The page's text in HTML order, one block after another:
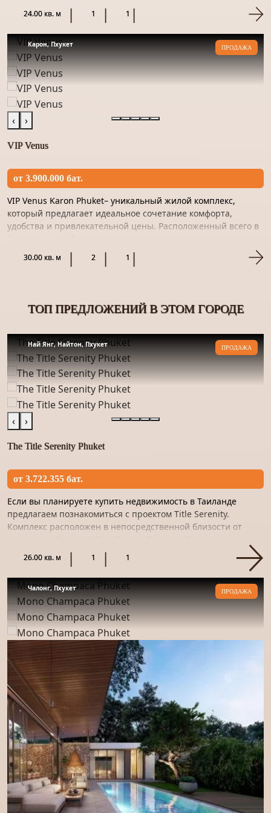
предлагает прекр...
24.00 кв. м 1 1
Карон, Пхукет ПРОДАЖА
‹ ›
VIP Venus
от 3.900.000 бат.
VIP Venus Karon Phuket– уникальный жилой комплекс,
который предлагает идеальное сочетание комфорта,
удобства и привлекательной цены. Расположенный всего в
предлагает прекра...
30.00 кв. м 2 1
ТОП ПРЕДЛОЖЕНИЙ В ЭТОМ ГОРОДЕ
Най Янг, Найтон, Пхукет ПРОДАЖА
‹ ›
The Title Serenity Phuket
от 3.722.355 бат.
Если вы планируете купить недвижимость в Таиланде
предлагаем познакомиться с проектом Title Serenity.
Комплекс расположен в непосредственной близости от
разрабатывается Rho...
26.00 кв. м 1 1
Чалонг, Пхукет ПРОДАЖА